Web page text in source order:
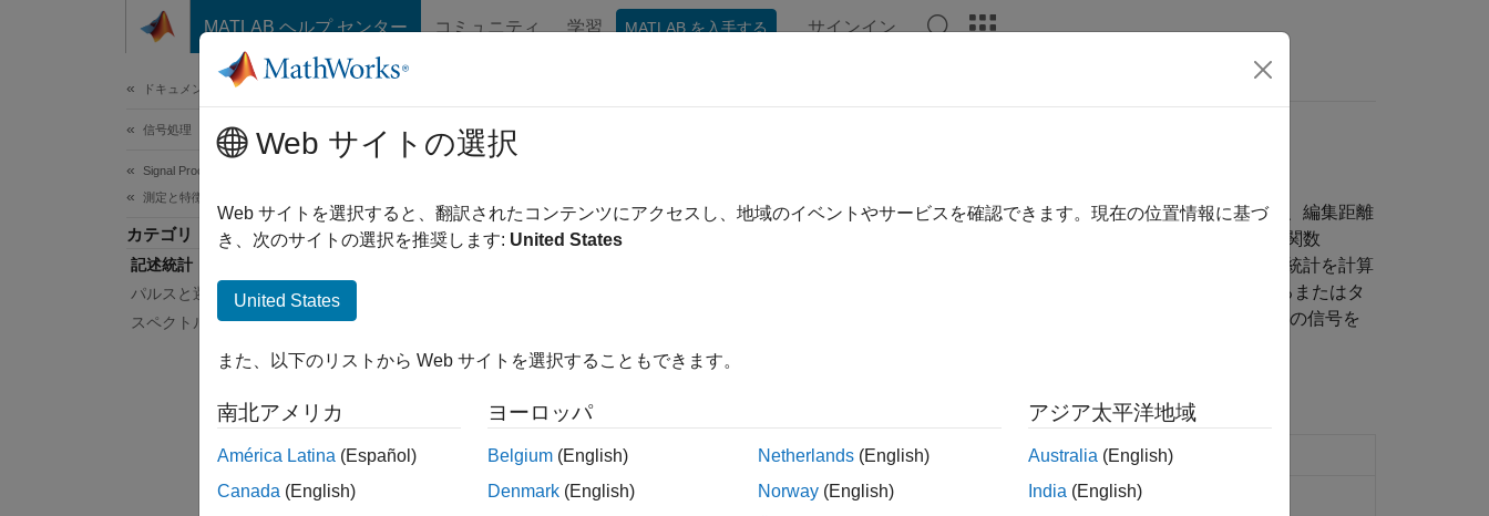
コンテンツへスキップ
MATLAB ヘルプ センター コミュニティ 学習 MATLAB を入手する サインイン
ドキュメンテーションのホーム
信号処理
Signal Processing Toolbox
測定と特徴抽出
カテゴリ
記述統計
パルスと遷移の計量
スペクトル測定
記述統計
ピーク、RMS レベル、ピークツーピーク振幅、波高因子、動的タイム ワーピング、CUSUM 管理チャート、編集距離
findpeaksを使用して信号の局所的最大値の位置を特定し、高さ、幅またはプロミネンスで並べ替えます。関数
を使用して信号の波高因子を求め、最大値、最小値、標準偏差、RMS レベルなどの一般的な記述統計を計算
します。大規模なデータ セット内で対象となる信号を検証し、信号を時間で揃えます。信号が突然変動するまたはタ
ーゲット範囲を超えてドリフトする点を特定します。解析または機械学習や深層学習の各アプリケーションの信号を
アプリ
信号アナライザー 複数の信号とスペクトルの可視化および比較
信号ラベラー 対象となる信号の属性、領域および点へのラベル付け
Web サイトの選択
Web サイトを選択すると、翻訳されたコンテンツにアクセスし、地域のイベントやサービスを確認できます。現在の位置情報に基づ
き、次のサイトの選択を推奨します: United States
United States
また、以下のリストから Web サイトを選択することもできます。
南北アメリカ
América Latina (Español)
Canada (English)
ヨーロッパ
Belgium (English)
Denmark (English)
Netherlands (English)
Norway (English)
アジア太平洋地域
Australia (English)
India (English)